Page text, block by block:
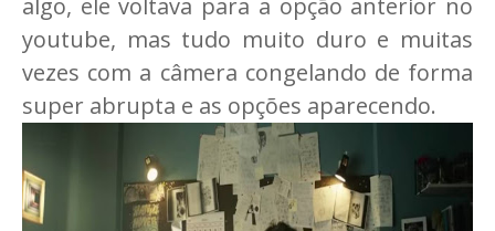
algo, ele voltava para a opção anterior no
youtube, mas tudo muito duro e muitas
vezes com a câmera congelando de forma
super abrupta e as opções aparecendo.